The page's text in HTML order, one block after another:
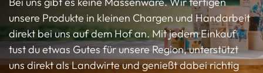
unsere Produkte in kleinen Chargen und Handarbeit
direkt bei uns auf dem Hof an. Mit jedem Einkauf
tust du etwas Gutes für unsere Region, unterstützt
uns direkt als Landwirte und genießt dabei richtig